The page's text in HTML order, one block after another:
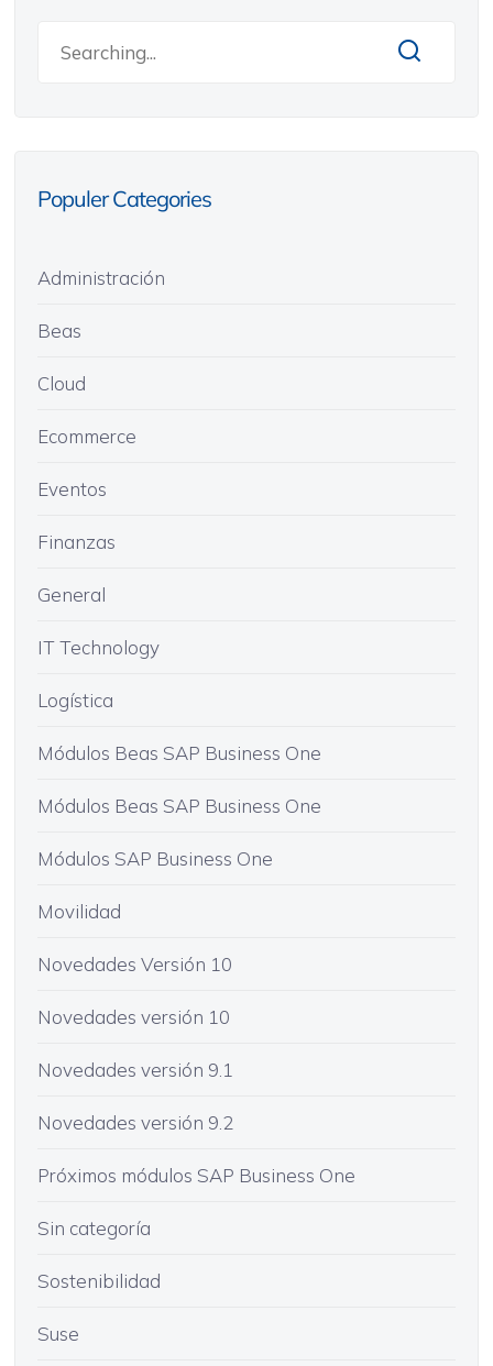
Populer Categories
Administración
Beas
Cloud
Ecommerce
Eventos
Finanzas
General
IT Technology
Logística
Módulos Beas SAP Business One
Módulos Beas SAP Business One
Módulos SAP Business One
Movilidad
Novedades Versión 10
Novedades versión 10
Novedades versión 9.1
Novedades versión 9.2
Próximos módulos SAP Business One
Sin categoría
Sostenibilidad
Suse